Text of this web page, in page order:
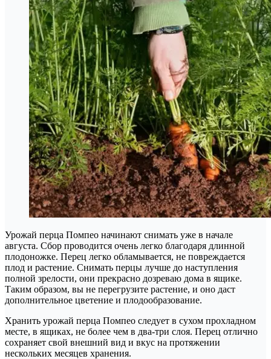
Урожай перца Помпео начинают снимать уже в начале
августа. Сбор проводится очень легко благодаря длинной
плодоножке. Перец легко обламывается, не повреждается
плод и растение. Снимать перцы лучше до наступления
полной зрелости, они прекрасно дозреваю дома в ящике.
Таким образом, вы не перегрузите растение, и оно даст
дополнительное цветение и плодообразование.
Хранить урожай перца Помпео следует в сухом прохладном
месте, в ящиках, не более чем в два-три слоя. Перец отлично
сохраняет свой внешний вид и вкус на протяжении
нескольких месяцев хранения.